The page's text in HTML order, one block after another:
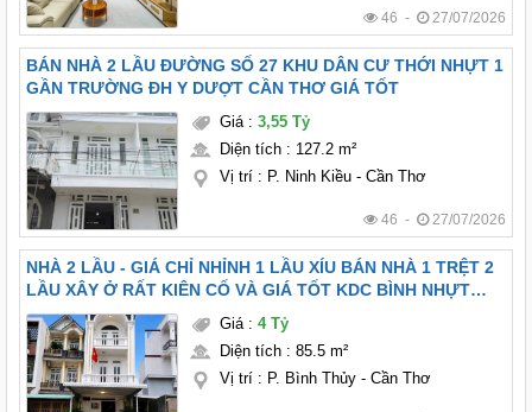
46 - 27/07/2026
BÁN NHÀ 2 LẦU ĐƯỜNG SỐ 27 KHU DÂN CƯ THỚI NHỰT 1
GẦN TRƯỜNG ĐH Y DƯỢT CẦN THƠ GIÁ TỐT
Giá: 3,55 Tỷ
Diện tích: 127.2 m²
Vị trí: P. Ninh Kiều - Cần Thơ
46 - 27/07/2026
NHÀ 2 LẦU - GIÁ CHỈ NHỈNH 1 LẦU XÍU BÁN NHÀ 1 TRỆT 2
LẦU XÂY Ở RẤT KIÊN CỐ VÀ GIÁ TỐT KDC BÌNH NHỰT
(12HA8), PHƯỜNG LONG TUYỀN, TP CẦN THƠ
Giá: 4 Tỷ
Diện tích: 85.5 m²
Vị trí: P. Bình Thủy - Cần Thơ